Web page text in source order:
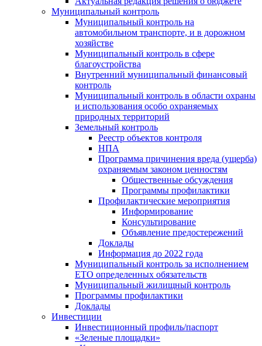
Муниципальный контроль
Муниципальный контроль на
автомобильном транспорте, и в дорожном
хозяйстве
Муниципальный контроль в сфере
благоустройства
Внутренний муниципальный финансовый
контроль
Муниципальный контроль в области охраны
и использования особо охраняемых
природных территорий
Земельный контроль
Реестр объектов контроля
НПА
Программа причинения вреда (ущерба)
охраняемым законом ценностям
Общественные обсуждения
Программы профилактики
Профилактические мероприятия
Информирование
Консультирование
Объявление предостережений
Доклады
Информация до 2022 года
Муниципальный контроль за исполнением
ЕТО определенных обязательств
Муниципальный жилищный контроль
Программы профилактики
Доклады
Инвестиции
Инвестиционный профиль/паспорт
«Зеленые площадки»